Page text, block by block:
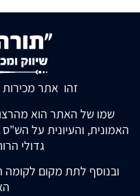
זהו אתר
שמו של האתר הוא
האמונית, והעיונית על
גדולי
ובנוסף לתת מקום